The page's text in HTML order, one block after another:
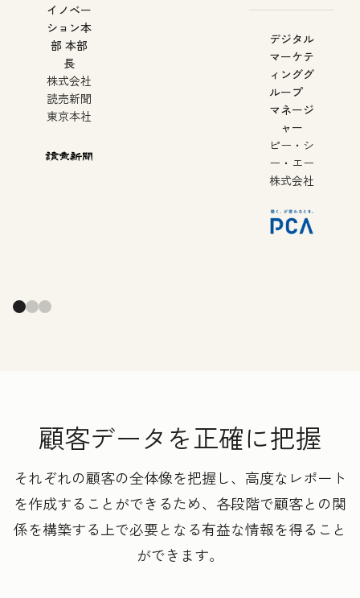
イノベー
ション本
部 本部
長
株式会社
読売新聞
東京本社
デジタル
マーケテ
ィンググ
ループ
マネージ
ャー
ピー・シ
ー・エー
株式会社
顧客データを正確に把握
それぞれの顧客の全体像を把握し、高度なレポート
を作成することができるため、各段階で顧客との関
係を構築する上で必要となる有益な情報を得ること
ができます。